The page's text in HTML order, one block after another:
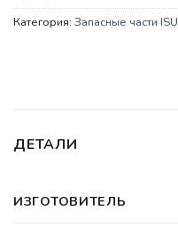
Категория: Запасные части
ДЕТАЛИ
ИЗГОТОВИТЕЛЬ